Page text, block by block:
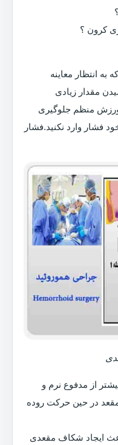
کرون ؟
به انتظار معاینه
مقدار زیادی
ورزش منظم جلوگیری
فشار وارد نکنید.فشار
از مدفوع نرم و
در حین حرکت روده
ایجاد شکاف مقعدی